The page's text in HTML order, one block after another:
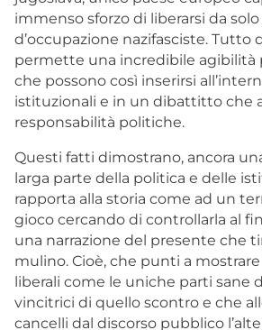
immenso sforzo di liberarsi da
d’occupazione nazifasciste. Tutto
permette una incredibile agibilità
che possono così inserirsi
istituzionali e in un dibattitto che
responsabilità politiche.
Questi fatti dimostrano, ancora
larga parte della politica e delle
rapporta alla storia come ad un
gioco cercando di controllarla al
una narrazione del presente che
mulino. Cioè, che punti a
liberali come le uniche parti sane
vincitrici di quello scontro e che
cancelli dal discorso pubblico